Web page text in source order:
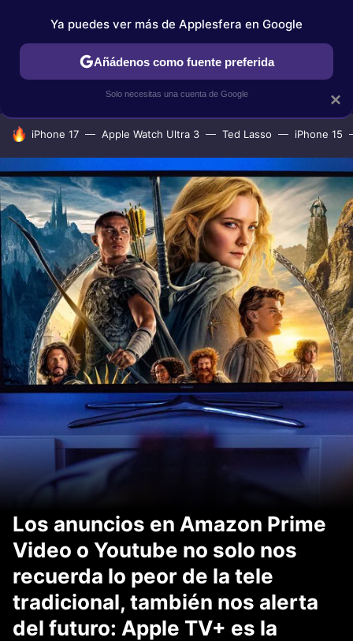
IPHONE TUTORIALES APPLESFERA SELECCIÓN
HOY SE HABLA DE
iPhone 17 Apple Watch Ultra 3 Ted Lasso iPhone 15
Los anuncios en Amazon Prime
Video o Youtube no solo nos
recuerda lo peor de la tele
tradicional, también nos alerta
del futuro: Apple TV+ es la
×
Ya puedes ver más de Applesfera en Google
Añádenos como fuente preferida
Solo necesitas una cuenta de Google